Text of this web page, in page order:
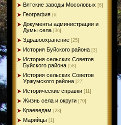
Вятские заводы Мосоловых [6]
География [6]
Документы администрации и
Думы села [36]
Здравоохранение [25]
История Буйского района [3]
История сельских Советов
Буйского района [58]
История сельских Советов
Уржумского района [27]
Исторические справки [11]
Жизнь села и округи [70]
Краеведам [23]
Марийцы [1]